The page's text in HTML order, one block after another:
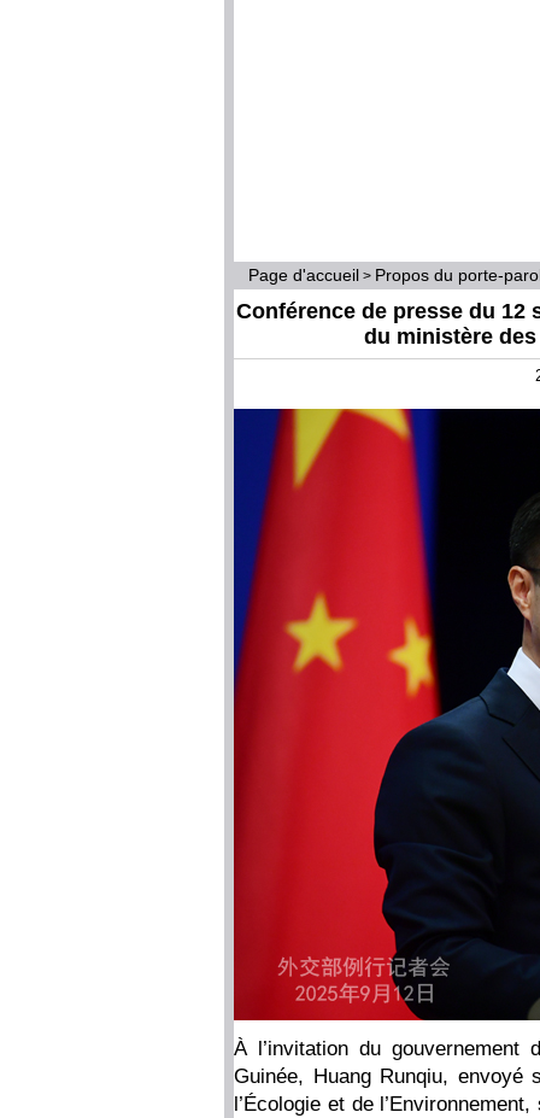
Page d'accueil > Propos du porte-
Conférence de presse du 12
du ministère
À l’invitation du gouvernement
Guinée, Huang Runqiu,
l’Écologie et de